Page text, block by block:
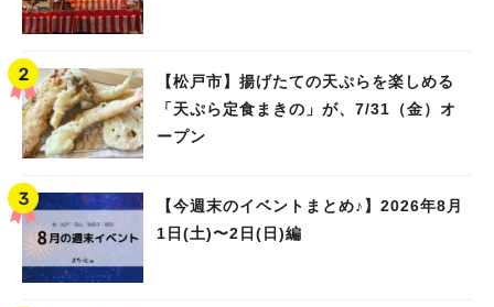
【松戸市】揚げたての天ぷらを楽しめる
「天ぷら定食まきの」が、7/31（金）オ
ープン
【今週末のイベントまとめ♪】2026年8月
1日(土)〜2日(日)編